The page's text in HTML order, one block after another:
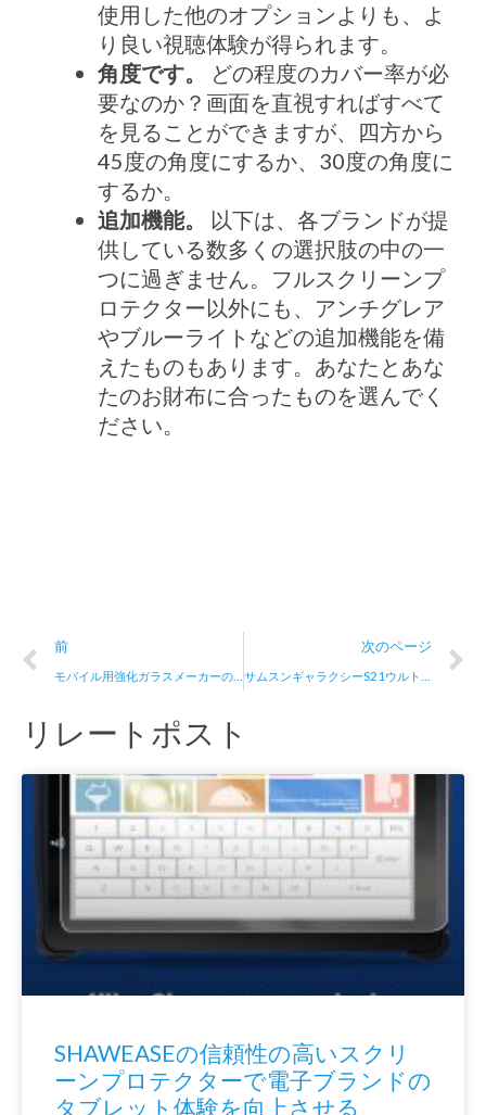
使用した他のオプションよりも、よ
り良い視聴体験が得られます。
角度です。
どの程度のカバー率が必
要なのか？画面を直視すればすべて
を見ることができますが、四方から
45度の角度にするか、30度の角度に
するか。
追加機能。 以下は、各ブランドが提
供している数多くの選択肢の中の一
つに過ぎません。フルスクリーンプ
ロテクター以外にも、アンチグレア
やブルーライトなどの追加機能を備
えたものもあります。あなたとあな
たのお財布に合ったものを選んでく
ださい。
Prev
前 次のページ
リレートポスト
SHAWEASEの信頼性の高いスクリ
ーンプロテクターで電子ブランドの
タブレット体験を向上させる